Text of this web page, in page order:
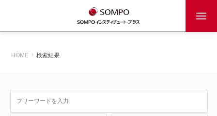
HOME 検索結果